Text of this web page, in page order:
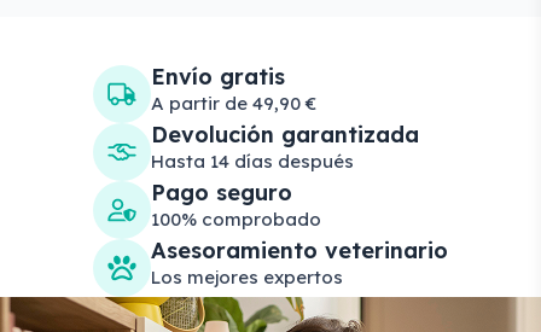
Envío gratis
A partir de 49,90 €
Devolución garantizada
Hasta 14 días después
Pago seguro
100% comprobado
Asesoramiento veterinario
Los mejores expertos